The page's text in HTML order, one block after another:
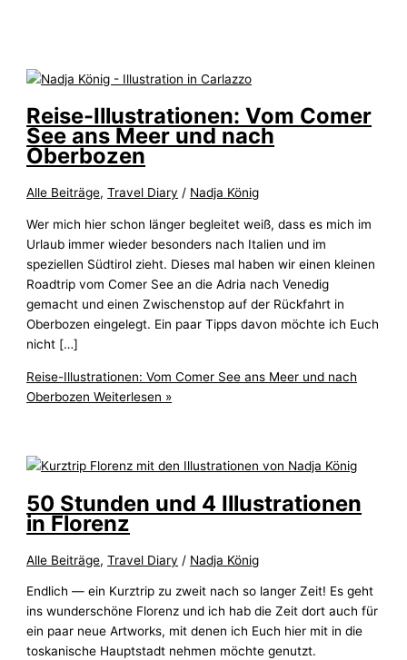
Reise-Illustrationen: Vom Comer
See ans Meer und nach
Oberbozen
Alle Beiträge,Travel Diary / Nadja König
Wer mich hier schon länger begleitet weiß, dass es mich im
Urlaub immer wieder besonders nach Italien und im
speziellen Südtirol zieht. Dieses mal haben wir einen kleinen
Roadtrip vom Comer See an die Adria nach Venedig
gemacht und einen Zwischenstop auf der Rückfahrt in
Oberbozen eingelegt. Ein paar Tipps davon möchte ich Euch
nicht […]
Reise-Illustrationen: Vom Comer See ans Meer und nach
Oberbozen Weiterlesen »
50 Stunden und 4 Illustrationen
in Florenz
Alle Beiträge,Travel Diary / Nadja König
Endlich — ein Kurztrip zu zweit nach so langer Zeit! Es geht
ins wunderschöne Florenz und ich hab die Zeit dort auch für
ein paar neue Artworks, mit denen ich Euch hier mit in die
toskanische Hauptstadt nehmen möchte genutzt.